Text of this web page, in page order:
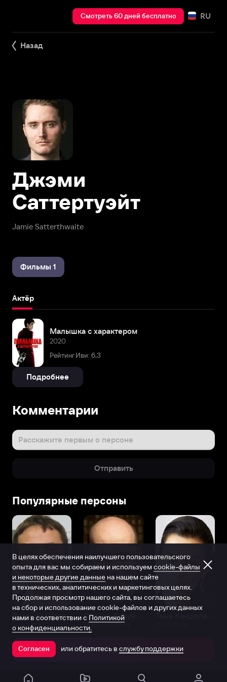
Смотреть 60 дней бесплатно RU
Назад
Jamie Satterthwaite
Джэми
Саттертуэйт
Фильмы 1
Актёр
Малышка с характером
2020
Рейтинг Иви: 6,3
Подробнее
Комментарии
Расскажите первым о персоне
Отправить
Популярные персоны
Виталий Шляппо
Продюсер Актёр дубляжа
Открыть в приложении
В целях обеспечения наилучшего пользовательского
опыта для вас мы собираем и используем cookie-файлы
и некоторые другие данные на нашем сайте
в технических, аналитических и маркетинговых целях.
Продолжая просмотр нашего сайта, вы соглашаетесь
на сбор и использование cookie-файлов и других данных
нами в соответствии с Политикой
о конфиденциальности.
Согласен или обратитесь в службу поддержки